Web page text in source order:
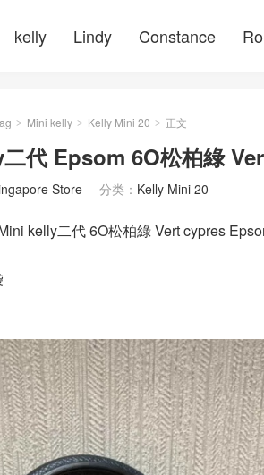
kelly Lindy Constance
> Mini kelly > Kelly Mini 20 > 正文
代 Epsom 6O松柏綠
Store 分类： Kelly Mini 20
kelly二代 6O松柏綠 Vert cypres